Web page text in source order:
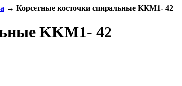
→ Корсетные косточки спиральные KKM1- 42
KKM1- 42